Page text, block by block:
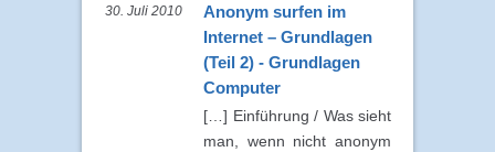
30. Juli 2010
Anonym surfen im
Internet – Grundlagen
(Teil 2) - Grundlagen
Computer
[…] Einführung / Was sieht
man, wenn nicht anonym